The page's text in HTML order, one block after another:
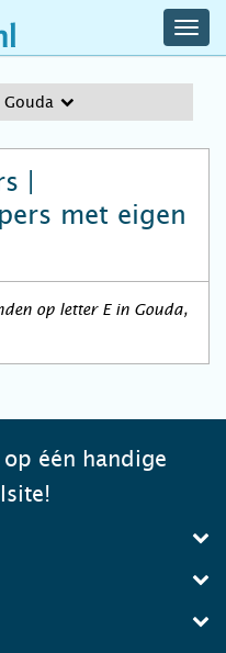
Gouda
|
met eigen
op letter E in Gouda,
één handige